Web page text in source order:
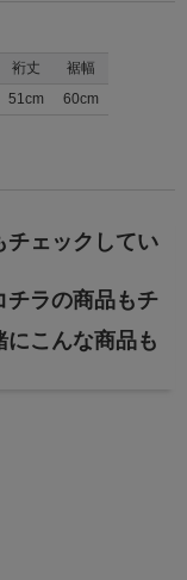
裄丈
裾幅
51cm 60cm
チェックしてい
チラの商品もチ
にこんな商品も